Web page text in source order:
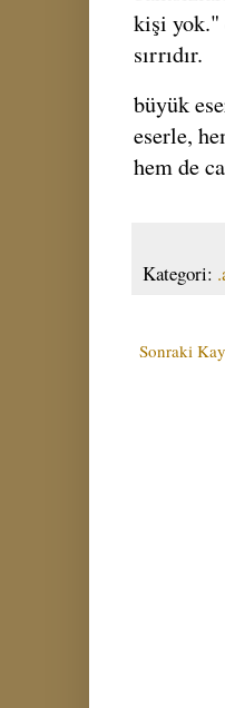
kişi yok."
sırrıdır.
büyük
eserle,
hem de
Kategori:
Sonraki